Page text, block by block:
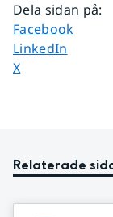
Dela sidan på:
Dela sidan på
Facebook
Dela sidan på
LinkedIn
Dela sidan på
X
Relaterade